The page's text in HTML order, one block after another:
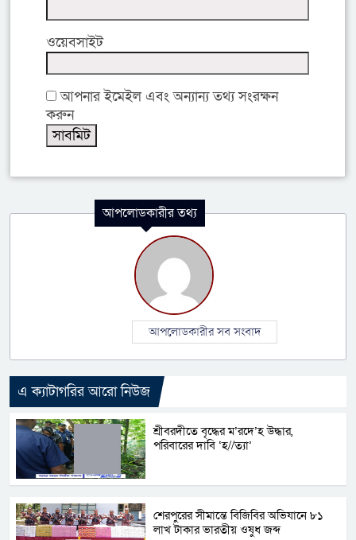
ওয়েবসাইট
আপনার ইমেইল এবং অন্যান্য তথ্য সংরক্ষন
করুন
আপলোডকারীর তথ্য
আপলোডকারীর সব সংবাদ
এ ক্যাটাগরির আরো নিউজ
শ্রীবরদীতে বৃদ্ধের ম’রদে’হ উদ্ধার,
পরিবারের দাবি ‘হ//ত্যা’
শেরপুরের সীমান্তে বিজিবির অভিযানে ৮১
লাখ টাকার ভারতীয় ওষুধ জব্দ